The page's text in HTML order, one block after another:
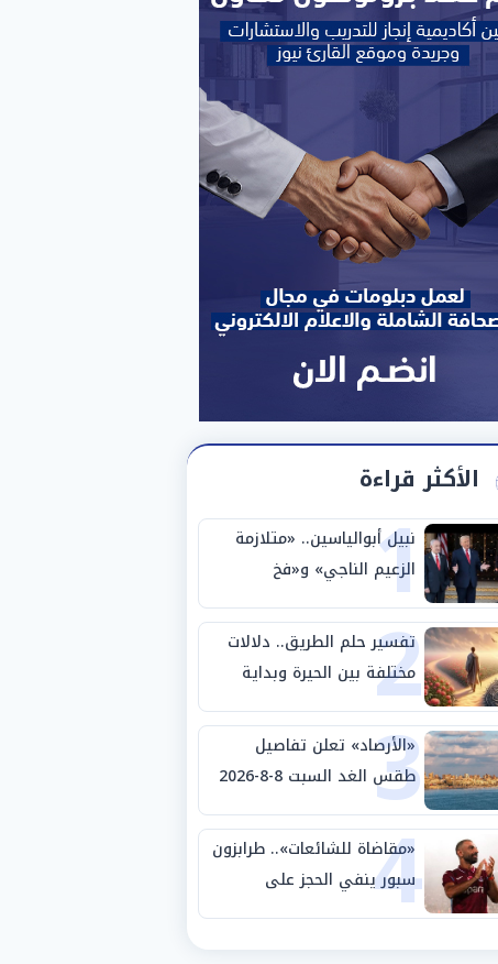
الأكثر قراءة
1
نبيل أبوالياسين.. «متلازمة
الزعيم الناجي» و«فخ
الشرعية المزدوجة» وترامب
ينأى بنفسه وحليفه في
«ميتم استراتيجي»
2
تفسير حلم الطريق.. دلالات
مختلفة بين الحيرة وبداية
مرحلة جديدة
3
«الأرصاد» تعلن تفاصيل
طقس الغد السبت 8-8-2026
والظواهر الجوية
4
«مقاضاة للشائعات».. طرابزون
سبور ينفي الحجز على
مستحقات محمد صلاح